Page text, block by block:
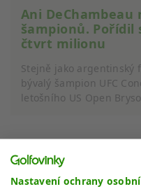
Ani DeChambeau
šampionů.
čtvrt milionu
Stejně jako argentinský
bývalý šampion UFC
letošního US Open
MOHLO BY VÁS
Nastavení ochrany